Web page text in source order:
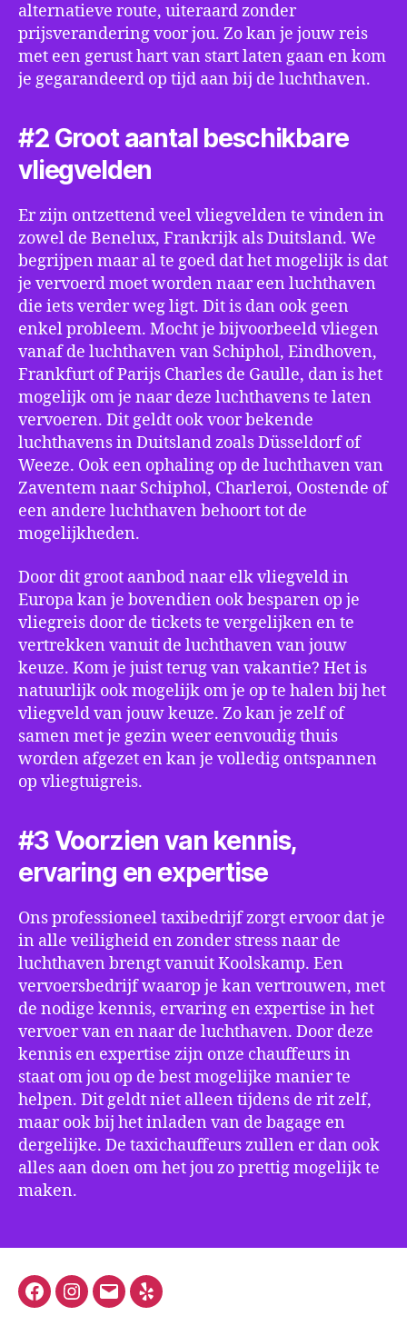
alternatieve route, uiteraard zonder
prijsverandering voor jou. Zo kan je jouw reis
met een gerust hart van start laten gaan en kom
je gegarandeerd op tijd aan bij de luchthaven.
#2 Groot aantal beschikbare
vliegvelden
Er zijn ontzettend veel vliegvelden te vinden in
zowel de Benelux, Frankrijk als Duitsland. We
begrijpen maar al te goed dat het mogelijk is dat
je vervoerd moet worden naar een luchthaven
die iets verder weg ligt. Dit is dan ook geen
enkel probleem. Mocht je bijvoorbeeld vliegen
vanaf de luchthaven van Schiphol, Eindhoven,
Frankfurt of Parijs Charles de Gaulle, dan is het
mogelijk om je naar deze luchthavens te laten
vervoeren. Dit geldt ook voor bekende
luchthavens in Duitsland zoals Düsseldorf of
Weeze. Ook een ophaling op de luchthaven van
Zaventem naar Schiphol, Charleroi, Oostende of
een andere luchthaven behoort tot de
mogelijkheden.
Door dit groot aanbod naar elk vliegveld in
Europa kan je bovendien ook besparen op je
vliegreis door de tickets te vergelijken en te
vertrekken vanuit de luchthaven van jouw
keuze. Kom je juist terug van vakantie? Het is
natuurlijk ook mogelijk om je op te halen bij het
vliegveld van jouw keuze. Zo kan je zelf of
samen met je gezin weer eenvoudig thuis
worden afgezet en kan je volledig ontspannen
op vliegtuigreis.
#3 Voorzien van kennis,
ervaring en expertise
Ons professioneel taxibedrijf zorgt ervoor dat je
in alle veiligheid en zonder stress naar de
luchthaven brengt vanuit Koolskamp. Een
vervoersbedrijf waarop je kan vertrouwen, met
de nodige kennis, ervaring en expertise in het
vervoer van en naar de luchthaven. Door deze
kennis en expertise zijn onze chauffeurs in
staat om jou op de best mogelijke manier te
helpen. Dit geldt niet alleen tijdens de rit zelf,
maar ook bij het inladen van de bagage en
dergelijke. De taxichauffeurs zullen er dan ook
alles aan doen om het jou zo prettig mogelijk te
maken.
FacebookInstagram
E-
Yelp